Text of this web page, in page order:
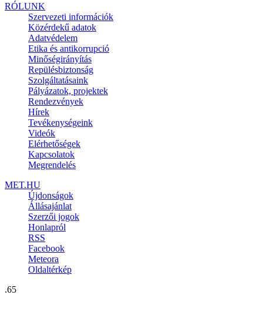
RÓLUNK
Szervezeti információk
Közérdekű adatok
Adatvédelem
Etika és antikorrupció
Minőségirányítás
Repülésbiztonság
Szolgáltatásaink
Pályázatok, projektek
Rendezvények
Hírek
Tevékenységeink
Videók
Elérhetőségek
Kapcsolatok
Megrendelés
MET.HU
Újdonságok
Állásajánlat
Szerzői jogok
Honlapról
RSS
Facebook
Meteora
Oldaltérkép
.65